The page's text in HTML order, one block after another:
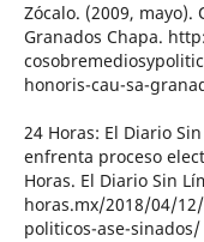
Zócalo. (2009, mayo).
Granados Chapa.
honoris-cau-sa-
24 Horas: El Diario
enfrenta proceso
Horas. El Diario Sin
horas.mx/2018/04/
politicos-ase-sinados/